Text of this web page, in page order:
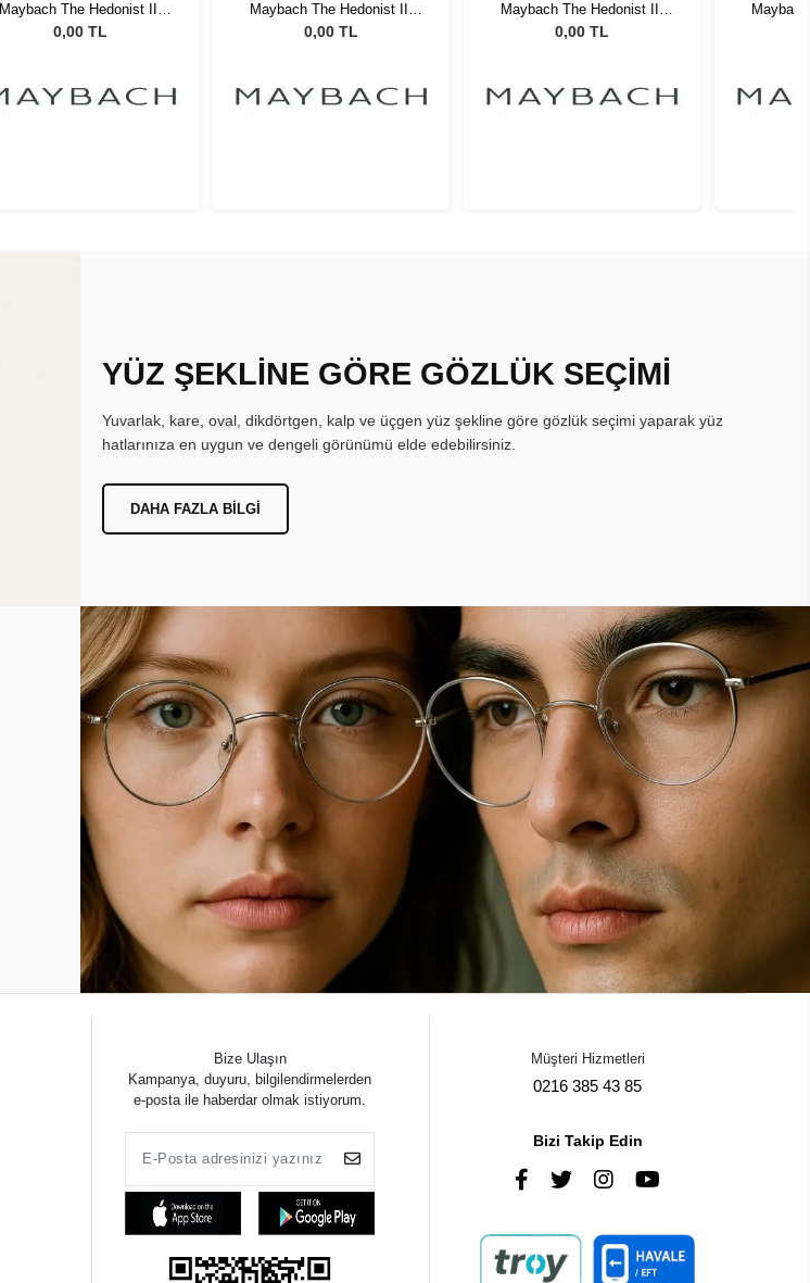
Maybach The Hedonist III
MG-WP-Z25
0,00 TL
Maybach The Hedonist III
MG-WP-Z25
0,00 TL
Maybach The Hedonist III
MG-WP-Z25
0,00 TL
YÜZ ŞEKLİNE GÖRE GÖZLÜK SEÇİMİ
Yuvarlak, kare, oval, dikdörtgen, kalp ve üçgen yüz şekline göre gözlük seçimi yaparak yüz
hatlarınıza en uygun ve dengeli görünümü elde edebilirsiniz.
DAHA FAZLA BILGI
Bize Ulaşın
Kampanya, duyuru, bilgilendirmelerden
e-posta ile haberdar olmak istiyorum.
Müşteri Hizmetleri
0216 385 43 85
Bizi Takip Edin